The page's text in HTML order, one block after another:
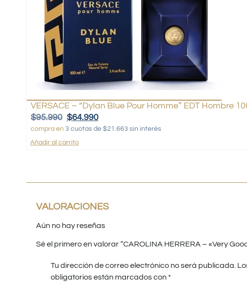
VERSACE – “Dylan Blue Pour Homme” EDT Hombre
$95.990 $64.990
compra en 3 cuotas de $21.663 sin interés
Añadir al carrito
VALORACIONES
Aún no hay reseñas
Sé el primero en valorar “CAROLINA HERRERA – «Very
Tu dirección de correo electrónico no será publicada.
obligatorios están marcados con *